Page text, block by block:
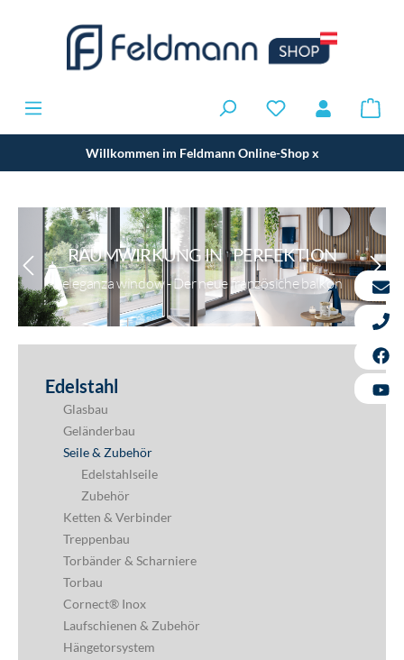
Willkommen im Feldmann Online-Shopx
RAUMWIRKUNG IN PERFEKTION
eleganza window - Der neue französiche balkon
Edelstahl
Glasbau
Geländerbau
Seile & Zubehör
Edelstahlseile
Zubehör
Ketten & Verbinder
Treppenbau
Torbänder & Scharniere
Torbau
Cornect® Inox
Laufschienen & Zubehör
Hängetorsystem